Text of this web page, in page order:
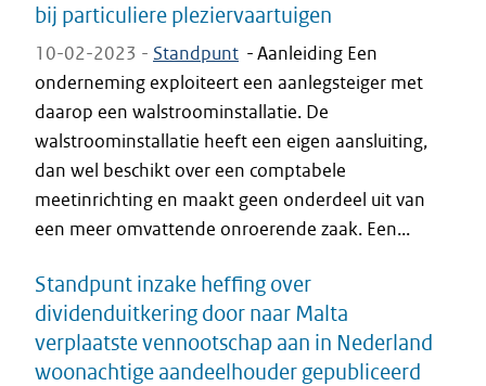
bij particuliere pleziervaartuigen
10-02-2023 - Standpunt -Aanleiding Een
onderneming exploiteert een aanlegsteiger met
daarop een walstroominstallatie. De
walstroominstallatie heeft een eigen aansluiting,
dan wel beschikt over een comptabele
meetinrichting en maakt geen onderdeel uit van
een meer omvattende onroerende zaak. Een...
Standpunt inzake heffing over
dividenduitkering door naar Malta
verplaatste vennootschap aan in Nederland
woonachtige aandeelhouder gepubliceerd